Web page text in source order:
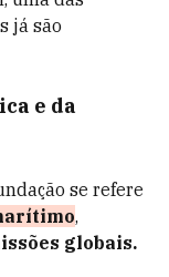
já são
e da
se refere
,
globais.